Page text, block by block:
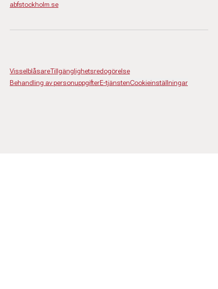
abfstockholm.se
VisselblåsareTillgänglighetsredogörelse
Behandling av personuppgifterE-tjänstenCookieinställningar